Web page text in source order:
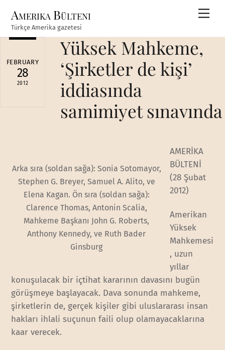
content
Amerika Bülteni
Türkçe Amerika gazetesi
FEBRUARY
28
2012
Yüksek Mahkeme,
‘Şirketler de kişi’
iddiasında
samimiyet sınavında
Arka sıra (soldan sağa): Sonia Sotomayor,
Stephen G. Breyer, Samuel A. Alito, ve
Elena Kagan. Ön sıra (soldan sağa):
Clarence Thomas, Antonin Scalia,
Mahkeme Başkanı John G. Roberts,
Anthony Kennedy, ve Ruth Bader
Ginsburg
AMERİKA
BÜLTENİ
(28 Şubat
2012)
Amerikan
Yüksek
Mahkemesi
, uzun
yıllar
konuşulacak bir içtihat kararının davasını bugün
görüşmeye başlayacak. Dava sonunda mahkeme,
şirketlerin de, gerçek kişiler gibi uluslararası insan
hakları ihlali suçunun faili olup olamayacaklarına
kaar verecek.